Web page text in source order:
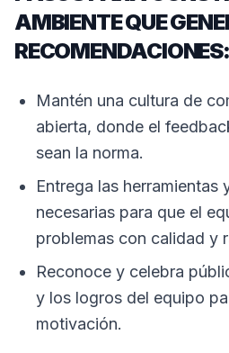
AMBIENTE QUE
RECOMENDACIONES:
Mantén una cultura de
abierta, donde el
sean la norma.
Entrega las herramientas
necesarias para que el
problemas con calidad y
Reconoce y celebra
y los logros del equipo
motivación.